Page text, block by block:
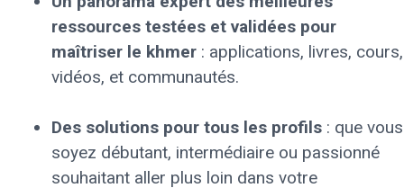
ressources testées et validées pour
maîtriser le khmer : applications, livres, cours,
vidéos, et communautés.
Des solutions pour tous les profils : que vous
soyez débutant, intermédiaire ou passionné
souhaitant aller plus loin dans votre